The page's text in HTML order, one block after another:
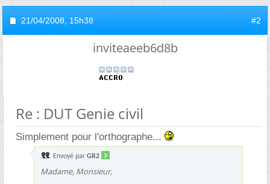
21/04/2008, 15h38 #2
inviteaeeb6d8b
Re : DUT Genie civil
Simplement pour l'orthographe...
Envoyé par GR2
Madame, Monsieur,